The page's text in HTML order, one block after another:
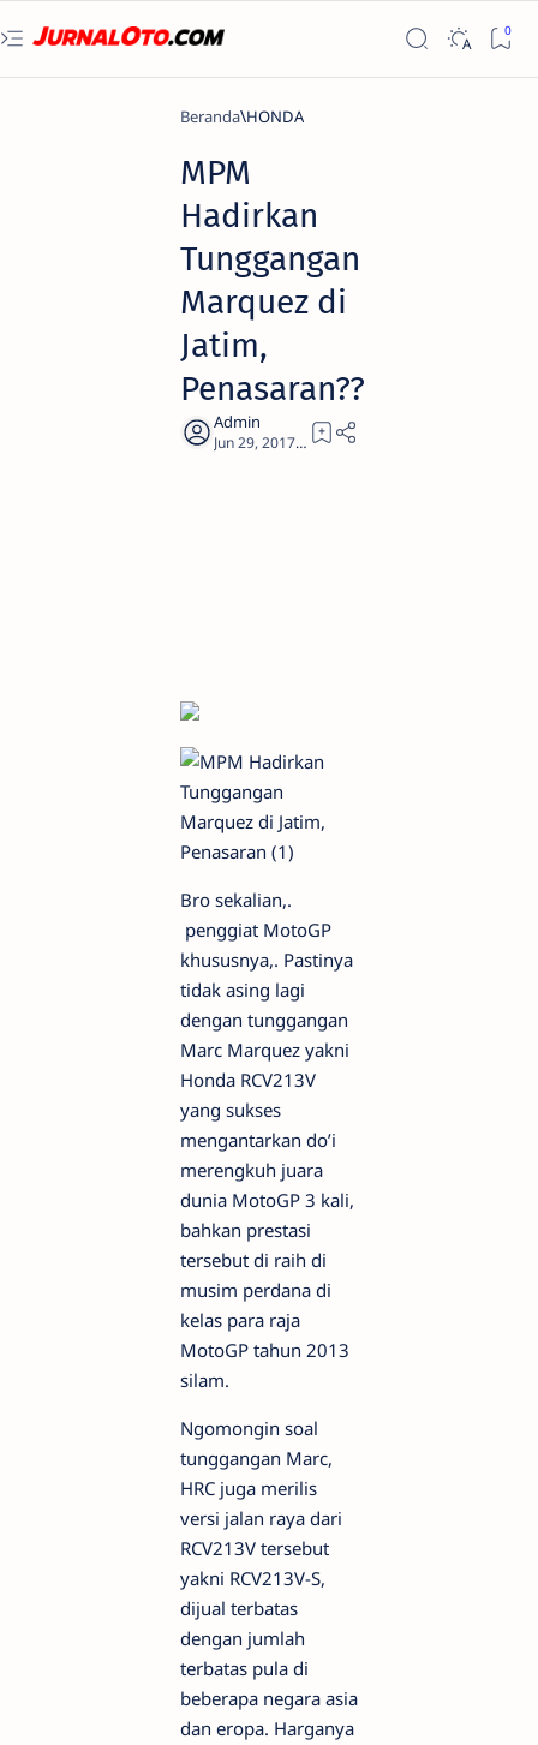
Beranda HONDA
MPM
Hadirkan
Tunggangan
Marquez di
Jatim,
Penasaran??
3
Bro sekalian,.
penggiat MotoGP
khususnya,. Pastinya
tidak asing lagi
dengan tunggangan
Marc Marquez yakni
Honda RCV213V
yang sukses
mengantarkan do’i
merengkuh juara
dunia MotoGP 3 kali,
bahkan prestasi
tersebut di raih di
musim perdana di
kelas para raja
MotoGP tahun 2013
silam.
Ngomongin soal
tunggangan Marc,
HRC juga merilis
versi jalan raya dari
RCV213V tersebut
yakni RCV213V-S,
dijual terbatas
dengan jumlah
terbatas pula di
beberapa negara asia
dan eropa. Harganya